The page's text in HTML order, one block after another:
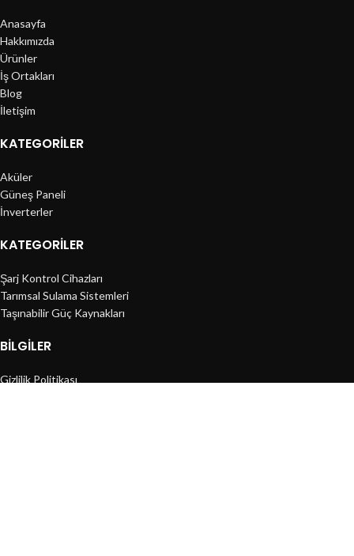
Anasayfa
Hakkımızda
Ürünler
İş Ortakları
Blog
İletişim
KATEGORILER
Aküler
Güneş Paneli
İnverterler
KATEGORILER
Şarj Kontrol Cihazları
Tarımsal Sulama Sistemleri
Taşınabilir Güç Kaynakları
BILGILER
Gizlilik Politikası